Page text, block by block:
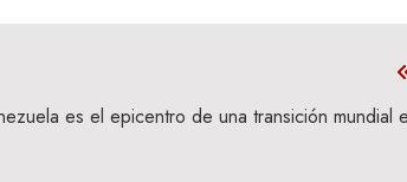
es el epicentro de una transición mundial